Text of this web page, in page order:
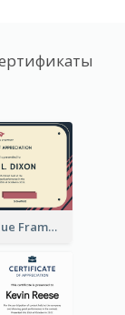
Pink And Blue Frame Company Certificate